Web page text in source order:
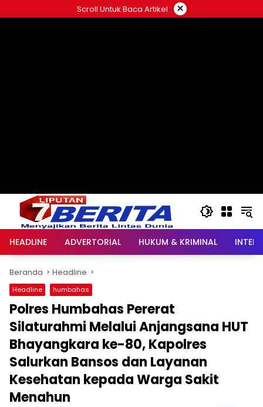
ke
Scroll Untuk Baca Artikel ×
HEADLINE ADVERTORIAL HUKUM & KRIMINAL
Beranda Headline
Headline humbahas
Polres Humbahas Pererat
Silaturahmi Melalui Anjangsana HUT
Bhayangkara ke-80, Kapolres
Salurkan Bansos dan Layanan
Kesehatan kepada Warga Sakit
Menahun